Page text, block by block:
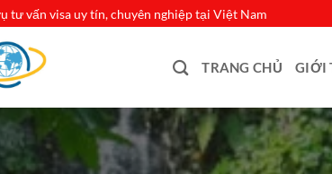
tư vấn visa uy tín, chuyên nghiệp tại Việt Nam
TRANG CHỦ GIỚI